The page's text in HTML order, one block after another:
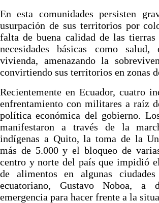
En esta comunidades persisten
usurpación de sus territorios por
falta de buena calidad de las
necesidades básicas como
vivienda, amenazando la
convirtiendo sus territorios en zonas
Recientemente en Ecuador, cuatro
enfrentamiento con militares a raíz
política económica del gobierno.
manifestaron a través de la
indígenas a Quito, la toma de la
más de 5.000 y el bloqueo de
centro y norte del país que impidió
de alimentos en algunas
ecuatoriano, Gustavo Noboa, a
emergencia para hacer frente a la